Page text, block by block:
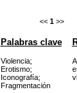
<< 1 >>
Palabras clave
Violencia;
Erotismo;
Iconografía;
Fragmentación